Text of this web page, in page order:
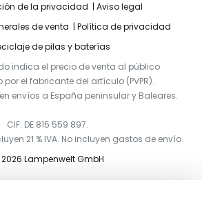
de la privacidad
Aviso legal
de venta
Política de privacidad
de pilas y baterías
indica el precio de venta al público
el fabricante del artículo (PVPR).
envíos a España peninsular y Baleares.
CIF: DE 815 559 897.
21 % IVA. No incluyen gastos de envío.
Lampenwelt GmbH